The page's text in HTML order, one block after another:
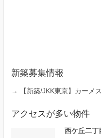
新築募集情報
→ 【新築/JKK東京】カーメ
アクセスが多い物件
西ケ丘二丁